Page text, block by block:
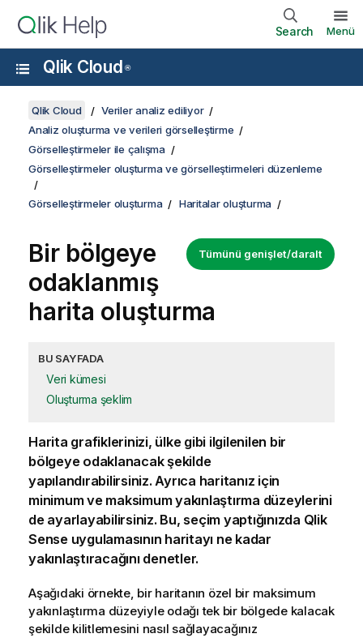
Search Menü
Qlik Cloud ®
Qlik Cloud
Veriler analiz ediliyor
Analiz oluşturma ve verileri görselleştirme
Görselleştirmeler ile çalışma
Görselleştirmeler oluşturma ve görselleştirmeleri düzenleme
Görselleştirmeler oluşturma Haritalar oluşturma
Tümünü genişlet/daralt
Bir bölgeye
odaklanmış
harita oluşturma
BU SAYFADA
Veri kümesi
Oluşturma şeklim
Harita grafiklerinizi, ülke gibi ilgilenilen bir
bölgeye odaklanacak şekilde
yapılandırabilirsiniz. Ayrıca haritanız için
minimum ve maksimum yakınlaştırma düzeylerini
de ayarlayabilirsiniz. Bu, seçim yaptığınızda Qlik
Senseuygulamasının haritayı ne kadar
yakınlaştıracağını denetler.
Aşağıdaki örnekte, bir haritanın özel bir maksimum
yakınlaştırma düzeyiyle odağı tek bir bölgede kalacak
şekilde kilitlemesini nasıl sağlayacağınız